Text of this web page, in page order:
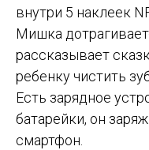
внутри 5 наклеек
Мишка
рассказывает
ребенку чистить
Есть зарядное
батарейки, он
смартфон.